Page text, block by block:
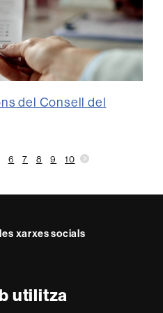
utilitza
del Consell del
6 7 8 9 10
xarxes socials
de l'excel·lència